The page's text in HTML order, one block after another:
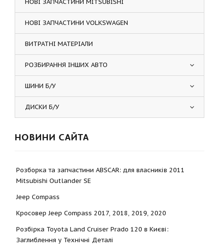
НОВІ ЗАПЧАСТИНИ VOLKSWAGEN
ВИТРАТНІ МАТЕРІАЛИ
РОЗБИРАННЯ ІНШИХ АВТО
ШИНИ Б/У
ДИСКИ Б/У
НОВИНИ САЙТА
Розборка та запчастини ABSCAR: для власників 2011
Mitsubishi Outlander SE
Jeep Compass
Кросовер Jeep Compass 2017, 2018, 2019, 2020
Розбірка Toyota Land Cruiser Prado 120 в Києві:
Заглиблення у Технічні Деталі